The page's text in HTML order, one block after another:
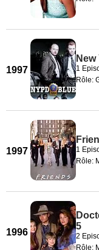
1997 1
Rôle:
1997 1
Rôle:
1996
5
2
Rôle: